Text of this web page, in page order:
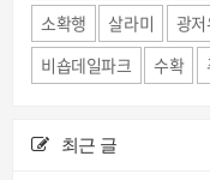
소확행
살라미 광
비숍데일파크
수확
최근 글